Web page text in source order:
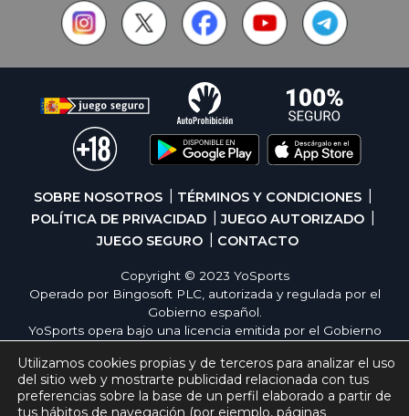
SOBRE NOSOTROS
TÉRMINOS Y CONDICIONES
POLÍTICA DE PRIVACIDAD
JUEGO AUTORIZADO
JUEGO SEGURO
CONTACTO
Copyright © 2023 YoSports
Operado por Bingosoft PLC, autorizada y regulada por el
Gobierno español.
YoSports opera bajo una licencia emitida por el Gobierno
seguridad y responsabilidad en los juegos online. El juego
es una forma de entretenimiento cuya finalidad es ofrecer
diversión y emoción a los jugadores en nuestra página
Utilizamos cookies propias y de terceros para analizar el uso
del sitio web y mostrarte publicidad relacionada con tus
preferencias sobre la base de un perfil elaborado a partir de
tus hábitos de navegación (por ejemplo, páginas